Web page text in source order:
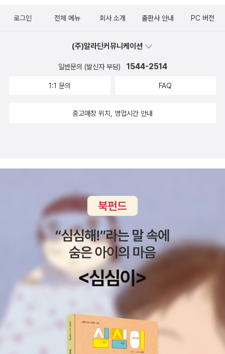
버렸을 거예요. 정성스레 한땀 한땀의 수를 놓은 것 같은, 한 장면 한
정갈하게 표현하고 있다고봐요.장면을 찍을 때 좋아하는 이미지가 두
장면이 있어 고민을 좀 한 작품인데...아랫 장면으로 선택했어요. 다른
지금은 아파트 살아서 밖에 비가 오는지도 안 오는지도 잘 모르고 사
오면 빗소리에 잠이 깨던, 아침이 밤처럼 어둑어둑해서 묘한 기분을
영이를 잃어버리고 영이를 찾아 돌아다니는 모습인데, 이책의판형이
길어서 저 장면보다담벼락이 더 길게표현되어 있어요.영이를 찾아돌
아다니는순이의 발그레하게 상기된 얼굴에 나타난당혹감과 두려움이
너무나 잘포착되어 있어요.이런 장면을 볼 때마다,순이의 감정이 독
자에게 그대로 전달되어, 독자의 감정을 끌어들이는 것 같은 그림책
작가들의이미지에 대한 예리한포착 감각이 굉장하다는 생각이 들곤
해요.저는 이 작품뿐만 아니라 다른 작품에서도 이 작가가 표현해내
는 거대한 적막감을 참 좋아하거든요.배고픈 여우가 먹잇감인 토끼를
쫒아가다가겨울의 황량한 언덕위에서또 다른 세계를 접하는(여우의
환상이라고 해야하나요!) 장면인데, 찰흙같이 어둡고 적막한 숲에서
달빛을 받아 나무가 만들어내는 이미지가 웅장하게 펼쳐지는, 그 상
상력이 너무나 멋진 장면이예요.판화를 이용해서어떤 장면은 라인이
로그인 전체 메뉴 회사 소개 출판사 안내 PC 버전
(주)알라딘커뮤니케이션
일반문의 (발신자 부담) 1544-2514
1:1 문의 FAQ
중고매장 위치, 영업시간 안내